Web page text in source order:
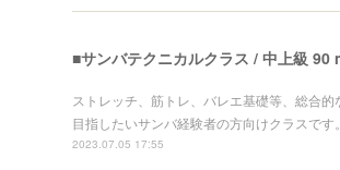
■サンバテクニカルクラス / 中上級 90
ストレッチ、筋トレ、バレエ基礎等、総合
目指したいサンバ経験者の方向けクラスで
2023.07.05 17:55